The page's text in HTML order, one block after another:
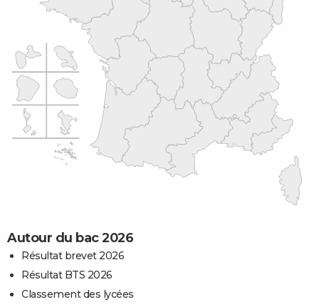
Autour du bac 2026
Résultat brevet 2026
Résultat BTS 2026
Classement des lycées